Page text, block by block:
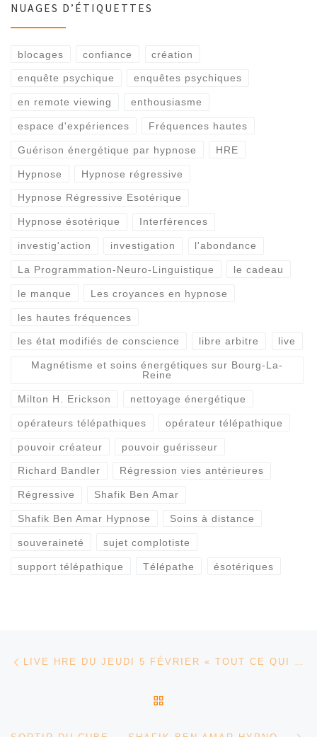
NUAGES D’ÉTIQUETTES
blocages confiance création
enquête psychique enquêtes psychiques
en remote viewing enthousiasme
espace d'expériences Fréquences hautes
Guérison énergétique par hypnose HRE
Hypnose Hypnose régressive
Hypnose Régressive Esotérique
Hypnose ésotérique Interférences
investig'action investigation l'abondance
La Programmation-Neuro-Linguistique le cadeau
le manque Les croyances en hypnose
les hautes fréquences
les état modifiés de conscience libre arbitre live
Magnétisme et soins énergétiques sur Bourg-La-
Reine
Milton H. Erickson nettoyage énergétique
opérateurs télépathiques opérateur télépathique
pouvoir créateur pouvoir guérisseur
Richard Bandler Régression vies antérieures
Régressive Shafik Ben Amar
Shafik Ben Amar Hypnose Soins à distance
souveraineté sujet complotiste
support télépathique Télépathe ésotériques
Parcourir les articles LIVE HRE DU JEUDI 5 FÉVRIER « TOUT CE QUI VIENT» – SHAFIK BEN AMAR HYPNOSE RÉGRESSIVE ÉSOTÉRIQUES